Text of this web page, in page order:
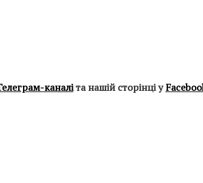
каналіта нашій сторінці у